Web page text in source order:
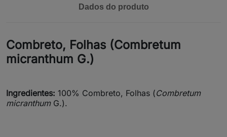
Dados do produto
Combreto, Folhas (Combretum
micranthum G.)
Ingredientes: 100% Combreto, Folhas (Combretum
micranthumG.).